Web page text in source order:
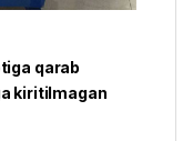
qarab
kiritilmagan